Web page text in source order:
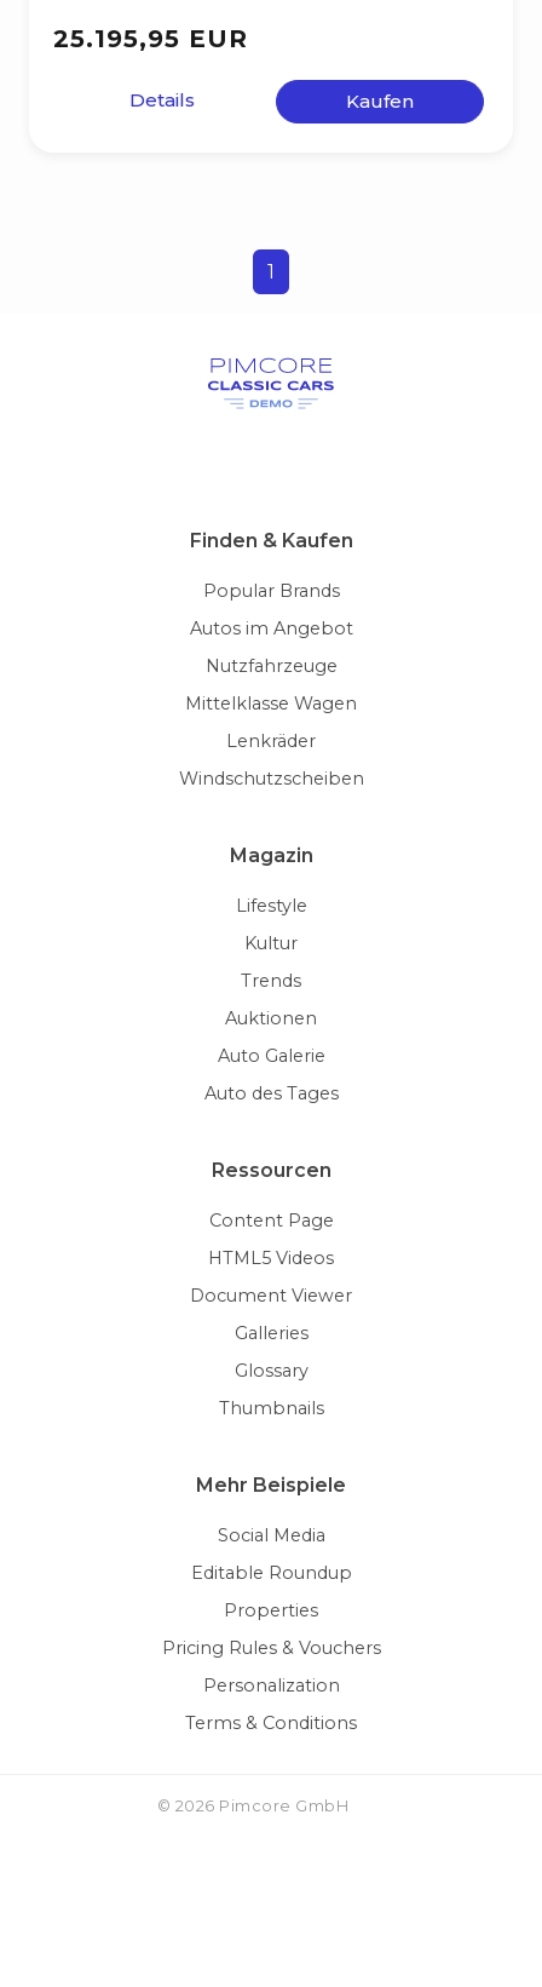
25.195,95 EUR
Details Kaufen
1
Finden & Kaufen
Popular Brands
Autos im Angebot
Nutzfahrzeuge
Mittelklasse Wagen
Lenkräder
Windschutzscheiben
Magazin
Lifestyle
Kultur
Trends
Auktionen
Auto Galerie
Auto des Tages
Ressourcen
Content Page
HTML5 Videos
Document Viewer
Galleries
Glossary
Thumbnails
Mehr Beispiele
Social Media
Editable Roundup
Properties
Pricing Rules & Vouchers
Personalization
Terms & Conditions
© 2026 Pimcore GmbH